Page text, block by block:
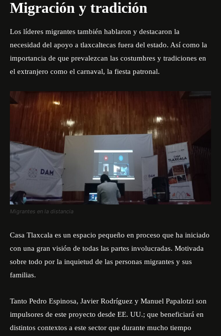
Migración y tradición
Los líderes migrantes también hablaron y destacaron la
necesidad del apoyo a tlaxcaltecas fuera del estado. Así como la
importancia de que prevalezcan las costumbres y tradiciones en
el extranjero como el carnaval, la fiesta patronal.
Migrantes en la distancia
Casa Tlaxcala es un espacio pequeño en proceso que ha iniciado
con una gran visión de todas las partes involucradas. Motivada
sobre todo por la inquietud de las personas migrantes y sus
familias.
Tanto Pedro Espinosa, Javier Rodríguez y Manuel Papalotzi son
impulsores de este proyecto desde EE. UU.; que beneficiará en
distintos contextos a este sector que durante mucho tiempo